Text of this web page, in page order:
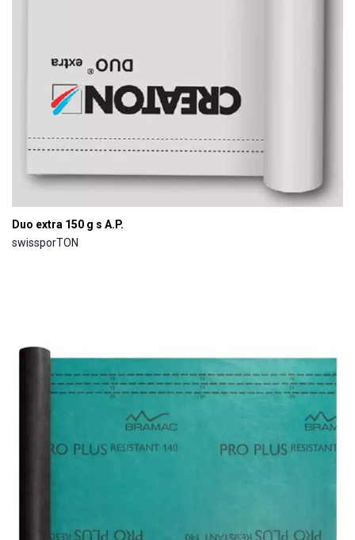
Duo extra 150 g s A.P.
swissporTON